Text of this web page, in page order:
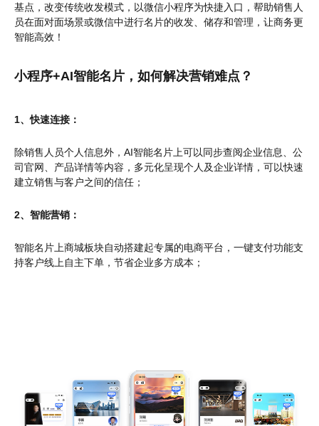
基点，改变传统收发模式，以微信小程序为快捷入口，帮助销售人
员在面对面场景或微信中进行名片的收发、储存和管理，让商务更
智能高效！
小程序+AI智能名片，如何解决营销难点？
1、快速连接：
除销售人员个人信息外，AI智能名片上可以同步查阅企业信息、公
司官网、产品详情等内容，多元化呈现个人及企业详情，可以快速
建立销售与客户之间的信任；
2、智能营销：
智能名片上商城板块自动搭建起专属的电商平台，一键支付功能支
持客户线上自主下单，节省企业多方成本；